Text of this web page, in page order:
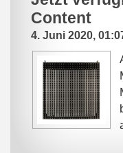
Content
4. Juni 2020,